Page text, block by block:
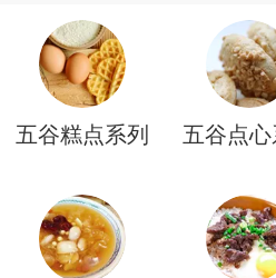
五谷糕点系列 五谷点心